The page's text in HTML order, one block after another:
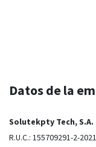
Datos de la
Solutekpty Tech, S.A.
R.U.C.: 155709291-2-2021